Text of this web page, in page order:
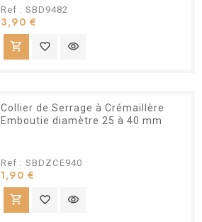
Ref : SBD9482
3,90 €
shopping_cart favorite_border visibility
Collier de Serrage à Crémaillère
Emboutie diamètre 25 à 40 mm
Ref : SBDZCE940
1,90 €
shopping_cart favorite_border visibility